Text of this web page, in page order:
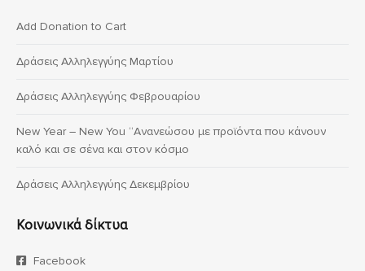
Add Donation to Cart
Δράσεις Αλληλεγγύης Μαρτίου
Δράσεις Αλληλεγγύης Φεβρουαρίου
New Year – New You “Ανανεώσου με προϊόντα που κάνουν
καλό και σε σένα και στον κόσμο
Δράσεις Αλληλεγγύης Δεκεμβρίου
Κοινωνικά δίκτυα
Facebook